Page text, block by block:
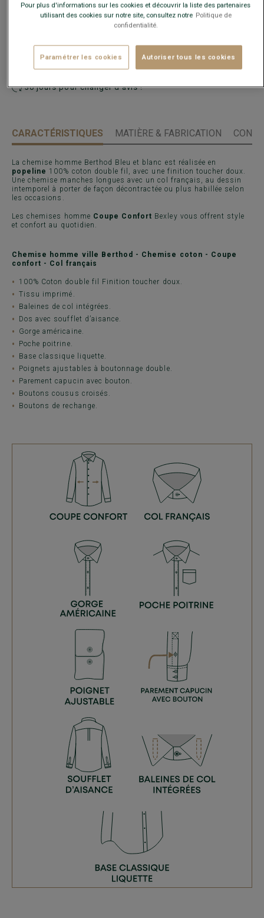
+ AJOUTER AU PANIER
Voir la disponibilité en magasin
Livré en 24h ouvrées avec Chronopost Express
(commandez avant 14h)
30 jours pour changer d'avis !
CARACTÉRISTIQUES MATIÈRE & FABRICATION
La chemise homme Berthod Bleu et blanc est réalisée en
popeline 100% coton double fil, avec une finition toucher doux.
Une chemise manches longues avec un col français, au dessin
intemporel à porter de façon décontractée ou plus habillée selon
les occasions.
Les chemises homme Coupe Confort Bexley vous offrent style
et confort au quotidien.
Chemise homme ville Berthod - Chemise coton - Coupe
confort - Col français
100% Coton double fil Finition toucher doux.
Tissu imprimé.
Baleines de col intégrées.
Dos avec soufflet d’aisance.
Gorge américaine.
Poche poitrine.
Base classique liquette.
Poignets ajustables à boutonnage double.
Parement capucin avec bouton.
Boutons cousus croisés.
Boutons de rechange.
Pour plus d'informations sur les cookies et découvrir la liste des partenaires
utilisant des cookies sur notre site, consultez notre Politique de
confidentialité.
Paramétrer les cookies Autoriser tous les cookies